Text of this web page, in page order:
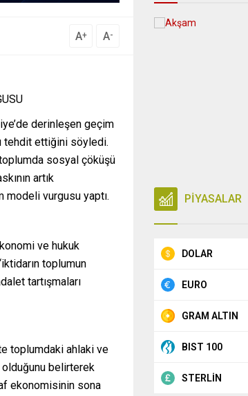
A+ A-
derinleşen geçim
tehdit ettiğini söyledi.
sosyal çöküşü
artık
vurgusu yaptı.
ve hukuk
toplumun
tartışmaları
toplumdaki ahlaki ve
belirterek
ekonomisinin sona
PİYASALAR
DOLAR
EURO
GRAM ALTIN
BIST 100
STERLİN